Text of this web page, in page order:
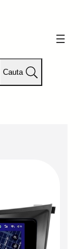
Cauta